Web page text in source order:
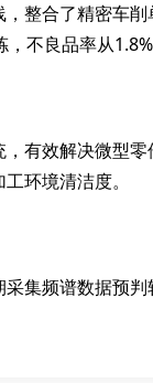
整合了精密车
不良品率从1.8%
有效解决微型
环境清洁度。
集频谱数据预